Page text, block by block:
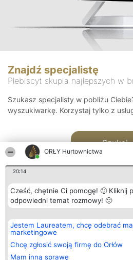
ORŁY Hurtownictwa
20:14
Cześć, chętnie Ci pomogę! 🙂 Kliknij
odpowiedni temat rozmowy! 🙂
Jestem Laureatem, chcę odebrać
marketingowe
Chcę zgłosić swoją firmę do Orłów
Mam inną sprawę
Znajdź specjalistę
Plebiscyt skupia najlepszych w
Szukasz specjalisty w pobliżu
wyszukiwarkę. Korzystaj tylko z
Szukaj
Organizator plebiscytu
Bright Side Solutions sp. z o.
o. sp. k.
ul. Ruska 22
Wrocław 50-079
KRS 0000749100 | Regon
Plebiscyt
Laureaci
wszystkich
Laureatów